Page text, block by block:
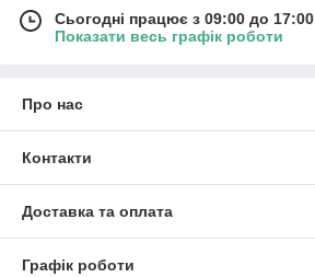
Сьогодні працює з 09:00 до 17:00
Показати весь графік роботи
Про нас
Контакти
Доставка та оплата
Графік роботи